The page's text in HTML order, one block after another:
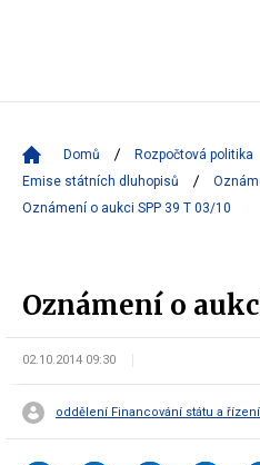
Domů Rozpočtová politika
Emise státních dluhopisů
Oznámení o aukci SPP 39 T 03/10
Oznámení o
02.10.2014 09:30
oddělení Financování státu a